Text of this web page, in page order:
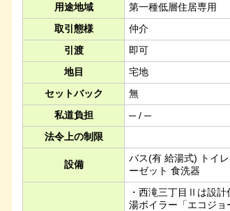
用途地域
第一種低層住居専用
取引態様
仲介
引渡
即可
地目
宅地
セットバック
無
私道負担
─ / ─
法令上の制限
設備
バス(有 給湯式) トイ
ーゼット 食洗器
・西滝三丁目Ⅱは設
湯ボイラー「エコジ